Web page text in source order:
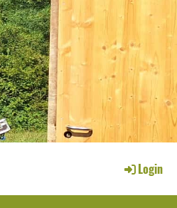
Login